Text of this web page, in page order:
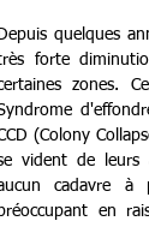
Depuis quelques
forte
zones.
(Colony
vident de leurs
cadavre à
en